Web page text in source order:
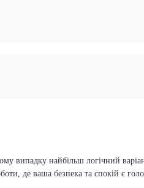
випадку найбільш логічний
де ваша безпека та спокій є